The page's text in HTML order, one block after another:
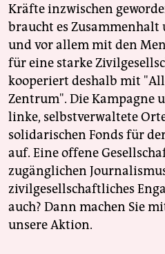
Kräfte inzwischen
braucht es
und vor allem mit den
für eine starke
kooperiert deshalb mit
Zentrum". Die Kampagne
linke, selbstverwaltete
solidarischen Fonds für
auf. Eine offene
zugänglichen
zivilgesellschaftliches
auch? Dann machen Sie
unsere Aktion.